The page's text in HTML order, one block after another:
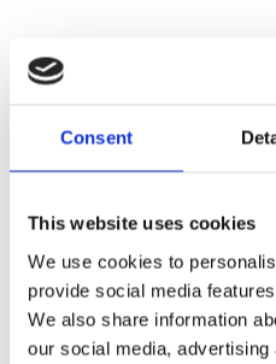
Consent
This website uses cookies
We use cookies to
provide social media
We also share information
our social media,
Artikelnr
Tillverkare
Visa alla produkter från
WARN LINSTYRNING
Linstyrning för
syntetiska vinschlinor.
Passar på alla Warns